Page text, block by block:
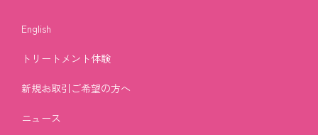
English
トリートメント体験
新規お取引ご希望の方へ
ニュース